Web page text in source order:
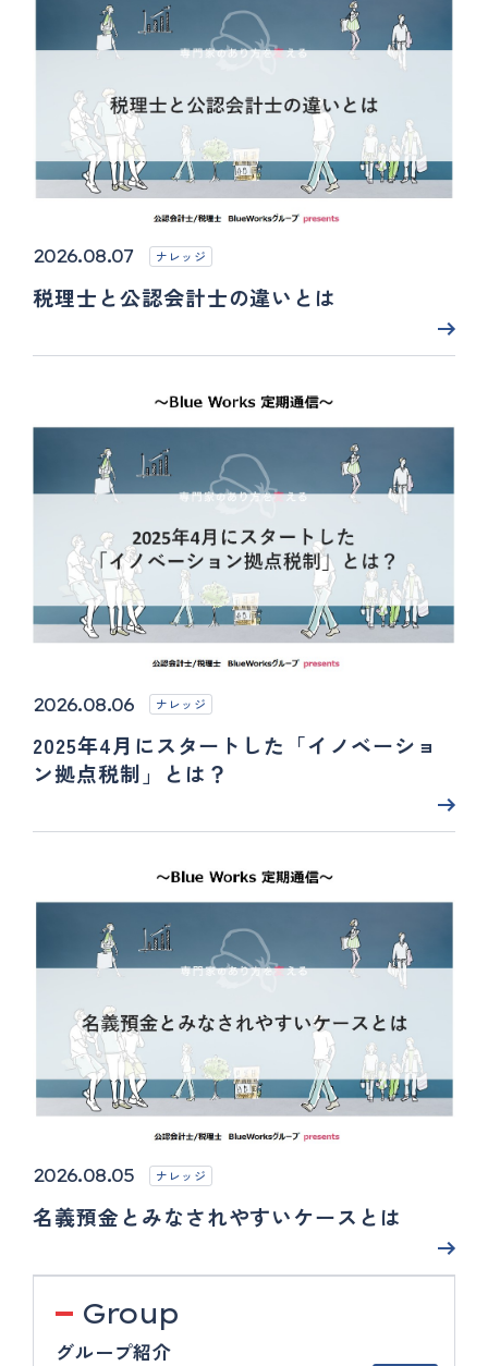
2026.08.07 ナレッジ
税理士と公認会計士の違いとは
2026.08.06 ナレッジ
2025年4月にスタートした「イノベーショ
ン拠点税制」とは？
2026.08.05 ナレッジ
名義預金とみなされやすいケースとは
Group
グループ紹介